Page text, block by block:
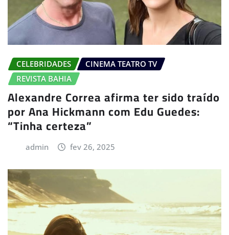
CELEBRIDADES
CINEMA TEATRO TV
REVISTA BAHIA
Alexandre Correa afirma ter sido traído
por Ana Hickmann com Edu Guedes:
“Tinha certeza”
admin fev 26, 2025